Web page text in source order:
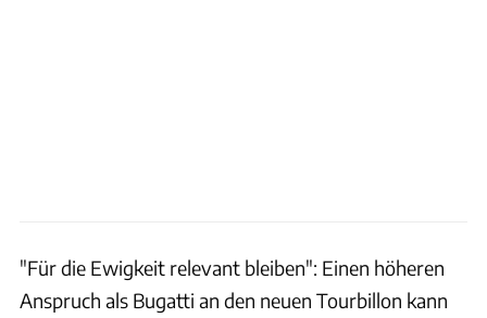
"Für die Ewigkeit relevant bleiben": Einen höheren
Anspruch als Bugatti an den neuen Tourbillon kann